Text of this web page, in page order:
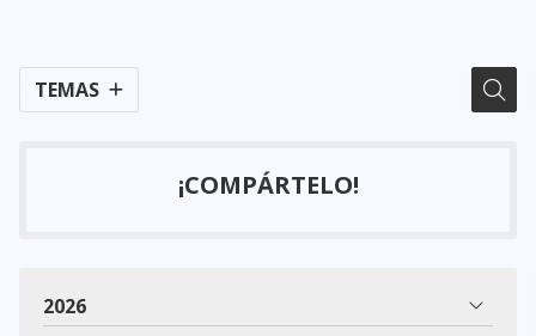
TEMAS
¡COMPÁRTELO!
2026